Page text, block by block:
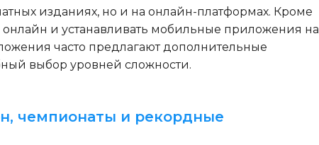
изданиях, но и на онлайн-платформах. Кроме
онлайн и устанавливать мобильные приложения на
часто предлагают дополнительные
выбор уровней сложности.
чемпионаты и рекордные